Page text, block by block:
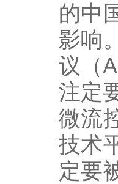
的中
影响
议（
注定
微流
技术
定要